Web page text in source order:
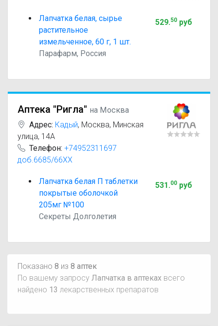
Лапчатка белая, сырье
растительное
измельченное, 60 г, 1 шт.
Парафарм, Россия
529.50руб
Аптека "Ригла" на Москва
Адрес: Кадый, Москва, Минская
улица, 14А
Телефон: +74952311697
доб.6685/66XX
Лапчатка белая П таблетки
покрытые оболочкой
205мг №100
Секреты Долголетия
531.00руб
Показано 8 из 8 аптек
По вашему запросу Лапчатка в аптеках всего
найдено 13 лекарственных препаратов